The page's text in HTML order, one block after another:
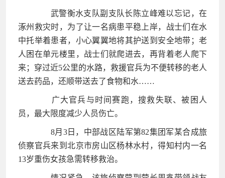
武警衡水支队副支队长陈立峰难以忘记，在
涿州救灾时，为了让一名病患平稳上岸，战士们在水
中托举着患者，小心翼翼地将其护送到安全地带；老
人困在单元楼里，战士们就爬进去，再背着老人爬下
来；穿过近5公里的水路，救援官兵为不便转移的老人
送去药品，还顺带送去了食物和水……
广大官兵与时间赛跑，搜救失联、被困人
员，最大限度减少人员伤亡。
8月3日，中部战区陆军第82集团军某合成旅
侦察官兵来到北京市房山区杨林水村，得知村内一名
13岁重伤女孩急需转移救治。